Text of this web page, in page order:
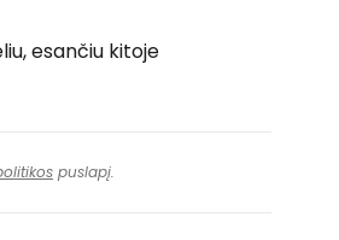
esančiu kitoje
puslapį.